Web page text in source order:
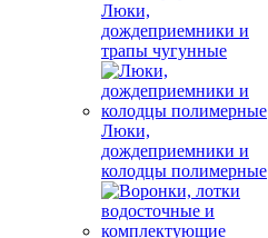
Люки,
дождеприемники и
трапы чугунные
Люки,
дождеприемники и
колодцы полимерные